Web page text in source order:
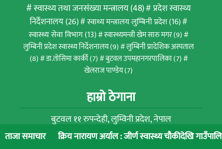
ताजा समाचार
नारायण अर्याल : जीर्ण स्वास्थ्य चौकीदेखि गाउँपालिकाको स्वास्थ्य
स्वास्थ्य तथा जनसंख्या मन्त्रालय(48)
प्रदेश स्वास्थ्य
निर्देशनालय(26) स्वाथ्य मन्त्रालय लुम्बिनी प्रदेश(16)
स्वास्थ्य सेवा विभाग(13) स्वास्थ्यमन्त्री खेम सारु मगर(9)
लुम्बिनी प्रदेश स्वास्थ्य निर्देशनालय(9)
लुम्बिनी प्रादेशिक अस्पताल
(8)
डा.तोसिमा कार्की(7) बुटवल उपमहानगरपालिका(7)
खेलराज पाण्डेय(7)
हाम्रो ठेगाना
बुटवल ११ रुपन्देही, लुम्विनी प्रदेश, नेपाल
फोन : ९८५७०२७८७८,९८११५२८३०५,९८४७०५८५३४